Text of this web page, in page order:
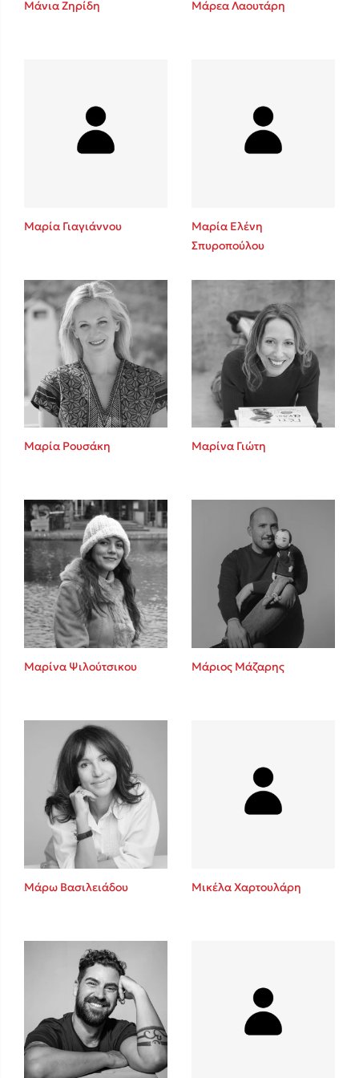
Playlist
Στέφανος Ξενάκης
Το λεξικό της ζωής σου
Κώστας Κρομμύδας
Το λιμάνι μου είσαι εσύ
Ιωάννης Γλωσσόπουλος
Ένας γίγαντας στο σχολείο
Πάνω, κάτω, μπροστά, πίσω
Mel Robbins
Η μέθοδος Αφήστε τους
Δημοφιλείς Συγγραφείς
Φυστίκι ΠουΚυλάει
Παύλος Καστανάς
Μάνια Ζηρίδη Μάρεα Λαουτάρη
Μαρία Γιαγιάννου
Μαρία Ελένη
Σπυροπούλου
Μαρία Ρουσάκη Μαρίνα Γιώτη
Μαρίνα Ψιλούτσικου Μάριος Μάζαρης
Μάρω Βασιλειάδου Μικέλα Χαρτουλάρη